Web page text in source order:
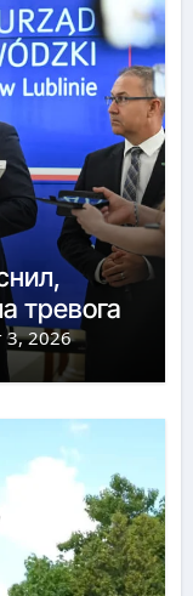
тревога
3, 2026